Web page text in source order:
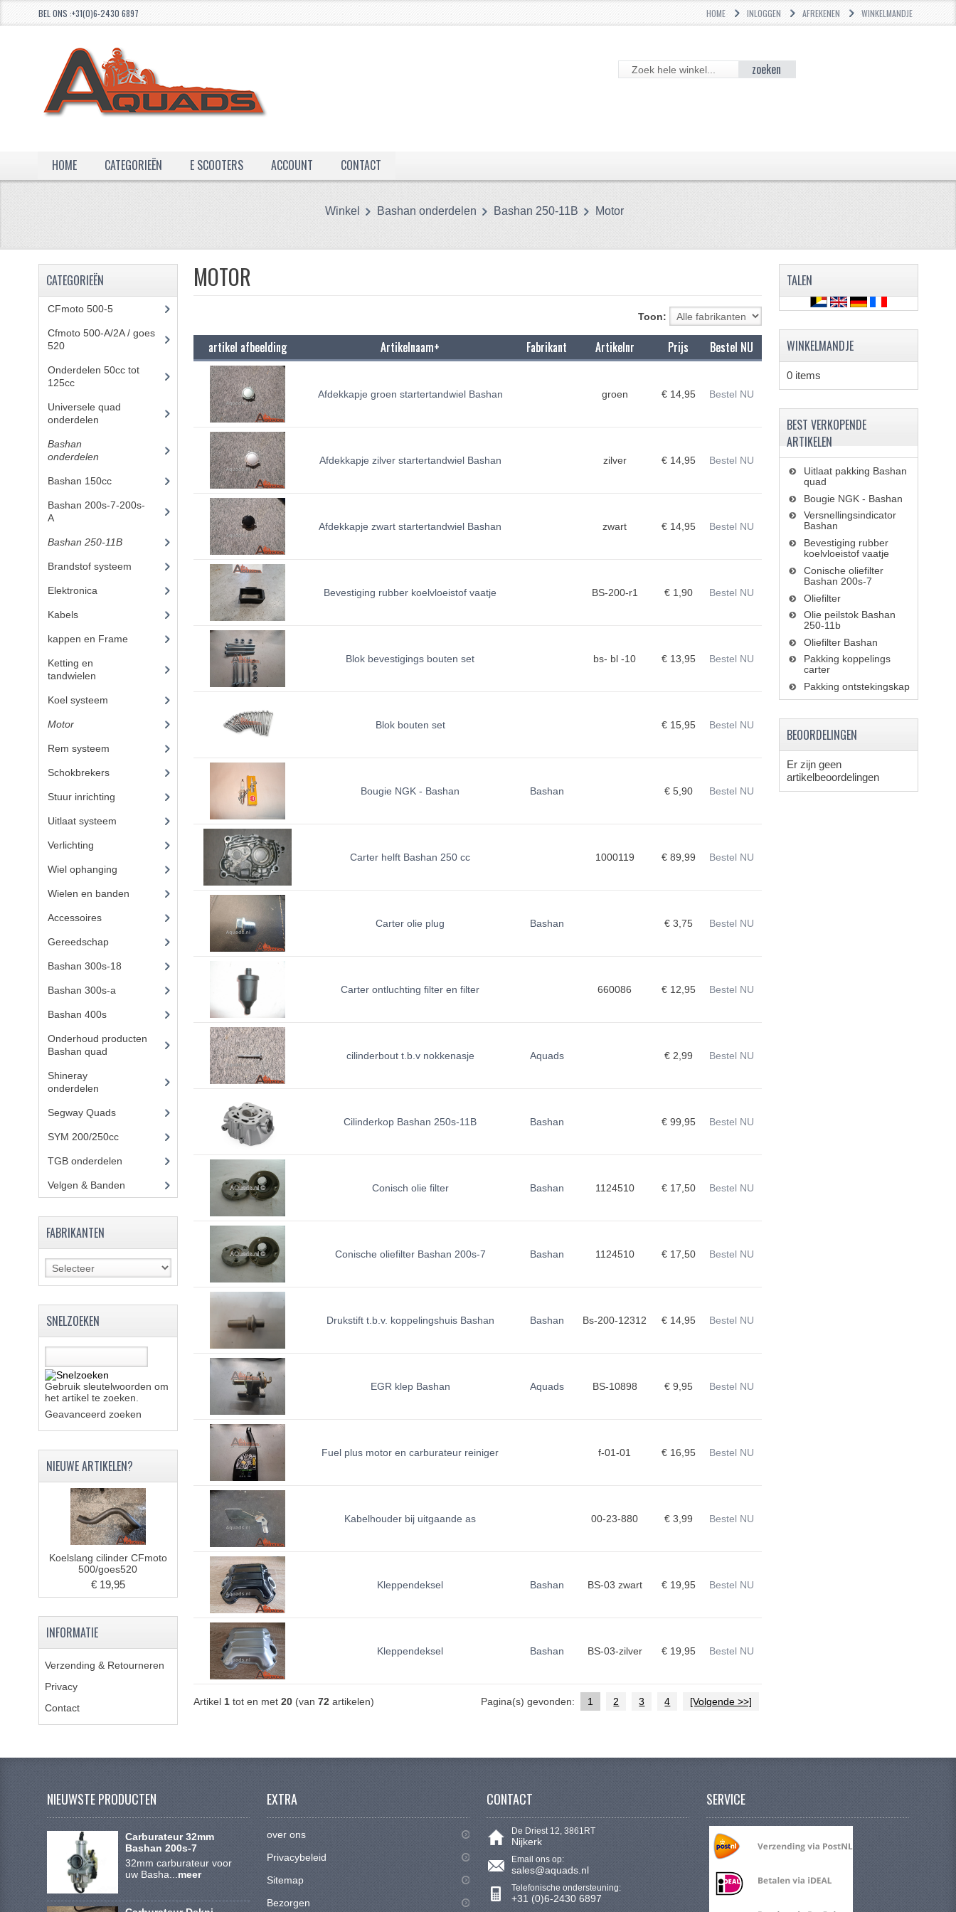
BEL ONS :+31(0)6-2430 6897 HOME INLOGGEN AFREKENEN WINKELMANDJE
zoeken
HOME CATEGORIEËN E SCOOTERS ACCOUNT CONTACT
Winkel Bashan onderdelen Bashan 250-11B Motor
MOTOR
Toon:
artikel afbeelding Artikelnaam+ Fabrikant Artikelnr Prijs Bestel NU
Afdekkapje groen startertandwiel Bashan groen € 14,95 Bestel NU
Afdekkapje zilver startertandwiel Bashan zilver € 14,95 Bestel NU
Afdekkapje zwart startertandwiel Bashan zwart € 14,95 Bestel NU
Bevestiging rubber koelvloeistof vaatje BS-200-r1 € 1,90 Bestel NU
Blok bevestigings bouten set bs- bl -10 € 13,95 Bestel NU
Blok bouten set € 15,95 Bestel NU
Bougie NGK - Bashan Bashan € 5,90 Bestel NU
Carter helft Bashan 250 cc 1000119 € 89,99 Bestel NU
Carter olie plug Bashan € 3,75 Bestel NU
Carter ontluchting filter en filter 660086 € 12,95 Bestel NU
cilinderbout t.b.v nokkenasje Aquads € 2,99 Bestel NU
Cilinderkop Bashan 250s-11B Bashan € 99,95 Bestel NU
Conisch olie filter Bashan 1124510 € 17,50 Bestel NU
Conische oliefilter Bashan 200s-7 Bashan 1124510 € 17,50 Bestel NU
Drukstift t.b.v. koppelingshuis Bashan Bashan Bs-200-12312 € 14,95 Bestel NU
EGR klep Bashan Aquads BS-10898 € 9,95 Bestel NU
Fuel plus motor en carburateur reiniger f-01-01 € 16,95 Bestel NU
Kabelhouder bij uitgaande as 00-23-880 € 3,99 Bestel NU
Kleppendeksel Bashan BS-03 zwart € 19,95 Bestel NU
Kleppendeksel Bashan BS-03-zilver € 19,95 Bestel NU
Pagina(s) gevonden: 1 2 3 4 [Volgende >>]
Artikel 1tot en met 20(van 72artikelen)
CATEGORIEËN
CFmoto 500-5(5)
Cfmoto 500-A/2A / goes
520(347)
Onderdelen 50cc tot
125cc(49)
Universele quad
onderdelen
Bashan
onderdelen
Bashan 150cc(36)
Bashan 200s-7-200s-
A(481)
Bashan 250-11B(385)
Brandstof systeem
Elektronica
Kabels(8)
kappen en Frame
Ketting en
tandwielen
Koel systeem
Motor(72)
Rem systeem
Schokbrekers(13)
Stuur inrichting
Uitlaat systeem
Verlichting
Wiel ophanging
Wielen en banden
Accessoires(62)
Gereedschap(8)
Bashan 300s-18
Bashan 300s-a
Bashan 400s(5)
Onderhoud producten
Bashan quad
Shineray
onderdelen
Segway Quads(6)
SYM 200/250cc(15)
TGB onderdelen
Velgen & Banden
FABRIKANTEN
SNELZOEKEN
Gebruik sleutelwoorden om
het artikel te zoeken.
Geavanceerd zoeken
NIEUWE ARTIKELEN?
Koelslang cilinder CFmoto
500/goes520
€ 19,95
INFORMATIE
Verzending & Retourneren
Privacy
Contact
TALEN
WINKELMANDJE
0 items
BEST VERKOPENDE
ARTIKELEN
Uitlaat pakking Bashan
quad
Bougie NGK - Bashan
Versnellingsindicator
Bashan
Bevestiging rubber
koelvloeistof vaatje
Conische oliefilter
Bashan 200s-7
Oliefilter
Olie peilstok Bashan
250-11b
Oliefilter Bashan
Pakking koppelings
carter
Pakking ontstekingskap
BEOORDELINGEN
Er zijn geen
artikelbeoordelingen
NIEUWSTE PRODUCTEN
Carburateur 32mm
Bashan 200s-7
32mm carburateur voor
uw Basha... meer
EXTRA
over ons
Privacybeleid
Sitemap
Bezorgen
CONTACT
De Driest 12, 3861RT
Nijkerk
Email ons op:
sales@aquads.nl
Telefonische ondersteuning:
+31 (0)6-2430 6897
SERVICE